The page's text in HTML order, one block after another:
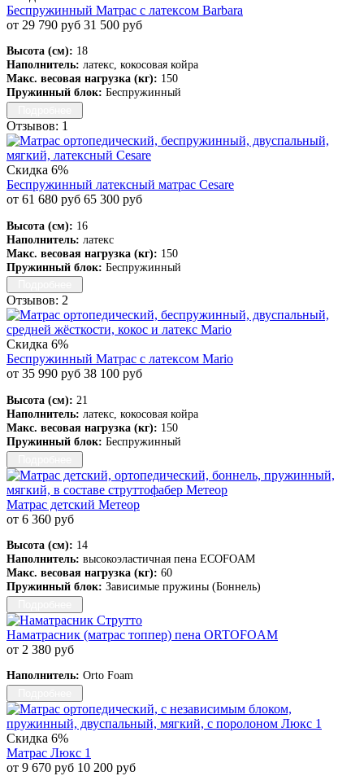
Беспружинный Матрас с латексом Barbara
от 29 790 руб 31 500 руб
Высота (см): 18
Наполнитель: латекс, кокосовая койра
Макс. весовая нагрузка (кг): 150
Пружинный блок: Беспружинный
Отзывов: 1
Скидка 6%
Беспружинный латексный матрас Cesare
от 61 680 руб 65 300 руб
Высота (см): 16
Наполнитель: латекс
Макс. весовая нагрузка (кг): 150
Пружинный блок: Беспружинный
Отзывов: 2
Скидка 6%
Беспружинный Матрас с латексом Mario
от 35 990 руб 38 100 руб
Высота (см): 21
Наполнитель: латекс, кокосовая койра
Макс. весовая нагрузка (кг): 150
Пружинный блок: Беспружинный
Матрас детский Метеор
от 6 360 руб
Высота (см): 14
Наполнитель: высокоэластичная пена ECOFOAM
Макс. весовая нагрузка (кг): 60
Пружинный блок: Зависимые пружины (Боннель)
Наматрасник (матрас топпер) пена ORTOFOAM
от 2 380 руб
Наполнитель: Orto Foam
Скидка 6%
Матрас Люкс 1
от 9 670 руб 10 200 руб